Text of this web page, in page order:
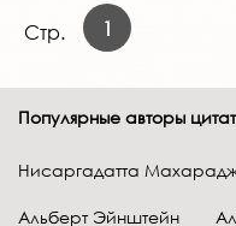
Стр. 1
Популярные авторы цитат
Нисаргадатта
Альберт Эйнштейн